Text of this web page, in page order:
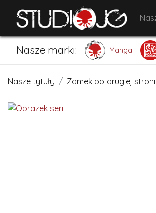
Nasze marki: Manga
Nasze tytuły Zamek po drugiej